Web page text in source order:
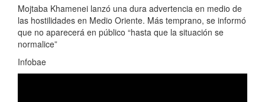
Mojtaba Khamenei lanzó una dura advertencia en medio de
las hostilidades en Medio Oriente. Más temprano, se informó
que no aparecerá en público “hasta que la situación se
normalice”
Infobae